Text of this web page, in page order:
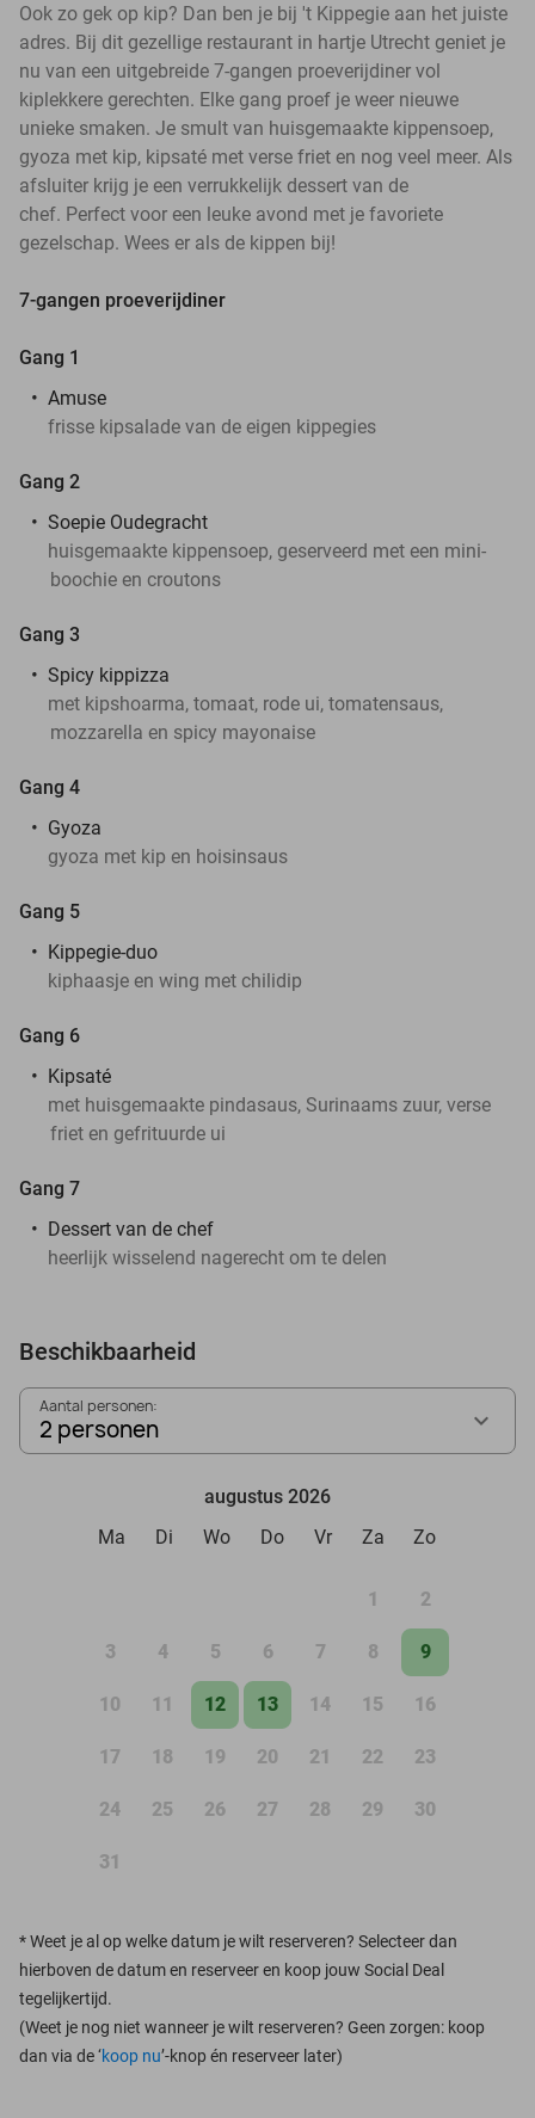
Ook zo gek op kip? Dan ben je bij 't Kippegie aan het juiste
adres. Bij dit gezellige restaurant in hartje Utrecht geniet je
nu van een uitgebreide 7-gangen proeverijdiner vol
kiplekkere gerechten. Elke gang proef je weer nieuwe
unieke smaken. Je smult van huisgemaakte kippensoep,
gyoza met kip, kipsaté met verse friet en nog veel meer. Als
afsluiter krijg je een verrukkelijk dessert van de
chef. Perfect voor een leuke avond met je favoriete
gezelschap. Wees er als de kippen bij!
7-gangen proeverijdiner
Gang 1
Amuse
frisse kipsalade van de eigen kippegies
Gang 2
Soepie Oudegracht
huisgemaakte kippensoep, geserveerd met een mini-
boochie en croutons
Gang 3
Spicy kippizza
met kipshoarma, tomaat, rode ui, tomatensaus,
mozzarella en spicy mayonaise
Gang 4
Gyoza
gyoza met kip en hoisinsaus
Gang 5
Kippegie-duo
kiphaasje en wing met chilidip
Gang 6
Kipsaté
met huisgemaakte pindasaus, Surinaams zuur, verse
friet en gefrituurde ui
Gang 7
Dessert van de chef
heerlijk wisselend nagerecht om te delen
Beschikbaarheid
Aantal personen:
2 personen
augustus 2026
Ma
Di Wo Do Vr Za Zo
1 2
3 4 5 6 7 8 9
10 11 12 13 14 15 16
17 18 19 20 21 22 23
24 25 26 27 28 29 30
31
*Weet je al op welke datum je wilt reserveren? Selecteer dan
hierboven de datum en reserveer en koop jouw Social Deal
tegelijkertijd.
(Weet je nog niet wanneer je wilt reserveren? Geen zorgen: koop
dan via de ‘koop nu’-knop én reserveer later)